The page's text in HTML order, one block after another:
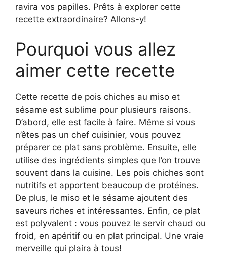
ravira vos papilles. Prêts à explorer cette
recette extraordinaire? Allons-y!
Pourquoi vous allez
aimer cette recette
Cette recette de pois chiches au miso et
sésame est sublime pour plusieurs raisons.
D’abord, elle est facile à faire. Même si vous
n’êtes pas un chef cuisinier, vous pouvez
préparer ce plat sans problème. Ensuite, elle
utilise des ingrédients simples que l’on trouve
souvent dans la cuisine. Les pois chiches sont
nutritifs et apportent beaucoup de protéines.
De plus, le miso et le sésame ajoutent des
saveurs riches et intéressantes. Enfin, ce plat
est polyvalent : vous pouvez le servir chaud ou
froid, en apéritif ou en plat principal. Une vraie
merveille qui plaira à tous!